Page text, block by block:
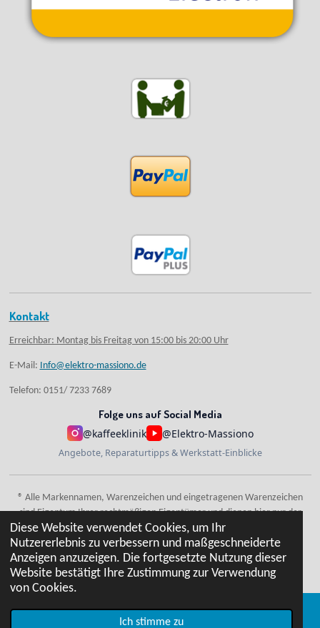
Diese Website verwendet Cookies, um Ihr
Nutzererlebnis zu verbessern und maßgeschneiderte
Anzeigen anzuzeigen. Die fortgesetzte Nutzung dieser
Website bestätigt Ihre Zustimmung zur Verwendung
von Cookies.
Ich stimme zu
Kontakt
Erreichbar: Montag bis Freitag von 15:00 bis 20:00 Uhr
E-Mail: Info@elektro-massiono.de
Telefon: 0151/ 7233 7689
Folge uns auf Social Media
@kaffeeklinik
@Elektro-Massiono
Angebote, Reparaturtipps & Werkstatt-Einblicke
® Alle Markennamen, Warenzeichen und eingetragenen Warenzeichen
sind Eigentum Ihrer rechtmäßigen Eigentümer und dienen hier nur der
Beschreibung.
© 2024 Elektro-Massiono